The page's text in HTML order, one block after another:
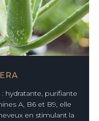
hydratante, purifiante
A, B6 et B9, elle
en stimulant la